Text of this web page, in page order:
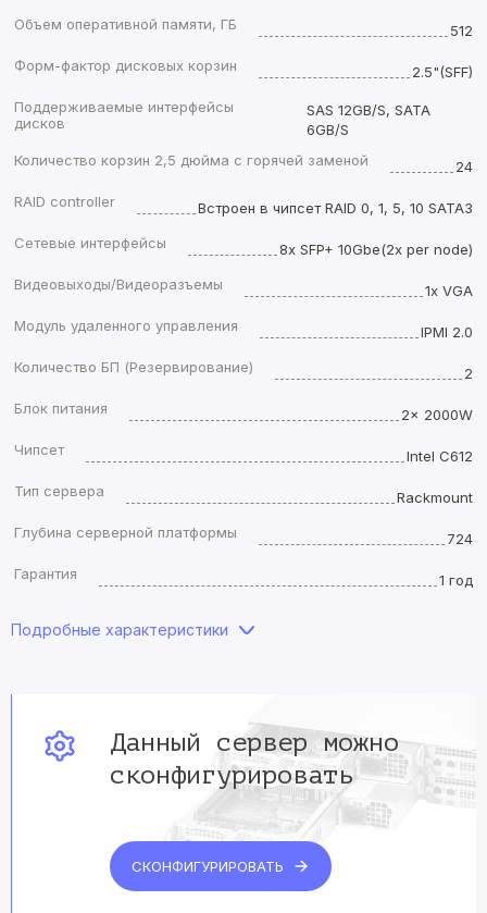
Объем оперативной памяти, ГБ
512
Форм-фактор дисковых корзин
2.5"(SFF)
Поддерживаемые интерфейсы
дисков
SAS 12GB/S, SATA
6GB/S
Количество корзин 2,5 дюйма с горячей заменой
24
RAID controller
Встроен в чипсет RAID 0, 1, 5, 10 SATA3
Сетевые интерфейсы
8x SFP+ 10Gbe(2x per node)
Видеовыходы/Видеоразъемы
1x VGA
Модуль удаленного управления
IPMI 2.0
Количество БП (Резервирование)
2
Блок питания
2x 2000W
Чипсет
Intel C612
Тип сервера
Rackmount
Глубина серверной платформы
724
Гарантия
1 год
Подробные характеристики
Данный серверможно
сконфигурировать
СКОНФИГУРИРОВАТЬ